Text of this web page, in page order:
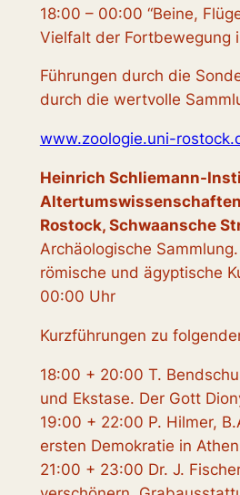
18:00 – 00:00 “Beine,
Vielfalt der Fortbewegung
Führungen durch die
durch die wertvolle
www.zoologie.uni-
Heinrich Schliemann-
Rostock, Schwaansche
Archäologische
römische und ägyptische
00:00 Uhr
Kurzführungen zu
18:00 + 20:00 T.
und Ekstase. Der Gott
19:00 + 22:00 P. Hilmer,
ersten Demokratie in Athen
21:00 + 23:00 Dr. J.